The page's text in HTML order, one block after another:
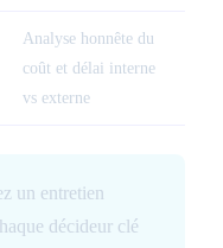
Analyse honnête du
coût et délai interne
vs externe
un entretien
décideur clé